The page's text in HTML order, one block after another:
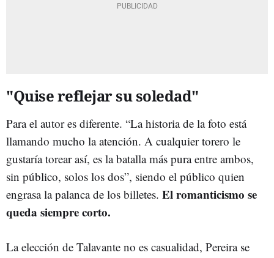
"Quise reflejar su soledad"
Para el autor es diferente. “La historia de la foto está
llamando mucho la atención. A cualquier torero le
gustaría torear así, es la batalla más pura entre ambos,
sin público, solos los dos”, siendo el público quien
engrasa la palanca de los billetes. El romanticismo se
queda siempre corto.
La elección de Talavante no es casualidad, Pereira se